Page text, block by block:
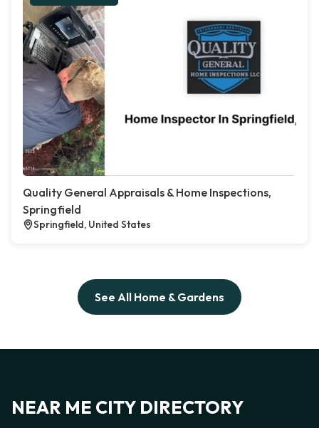
Quality General Appraisals & Home Inspections,
Springfield
Springfield, United States
See All Home & Gardens
NEAR ME CITY DIRECTORY